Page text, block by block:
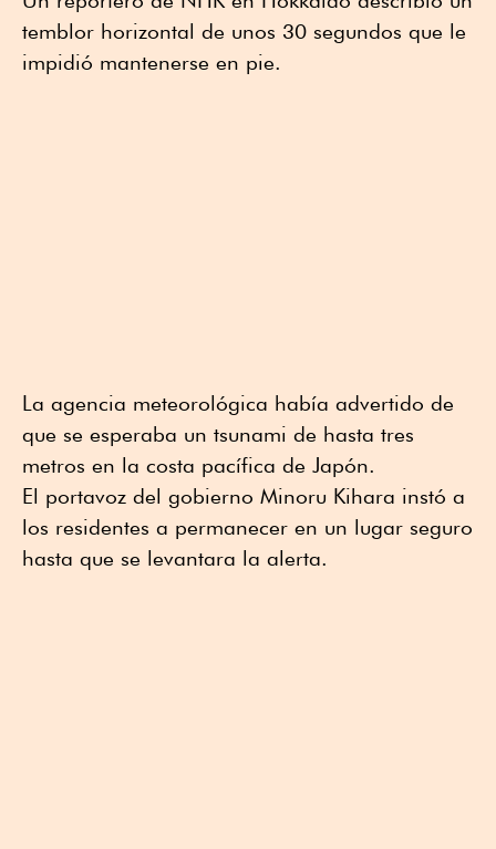
temblor horizontal de unos 30 segundos que le
impidió mantenerse en pie.
La agencia meteorológica había advertido de
que se esperaba un tsunami de hasta tres
metros en la costa pacífica de Japón.
El portavoz del gobierno Minoru Kihara instó a
los residentes a permanecer en un lugar seguro
hasta que se levantara la alerta.